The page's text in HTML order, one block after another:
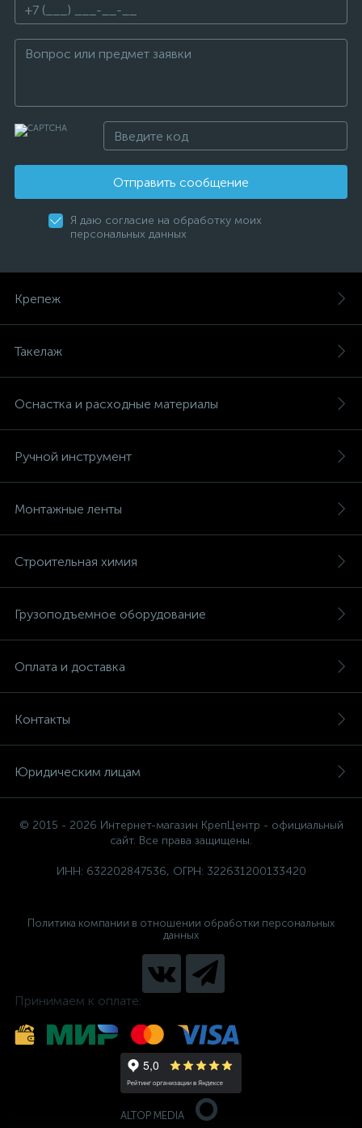
Отправить сообщение
Я даю согласие на обработку моих
персональных данных
Крепеж
Такелаж
Оснастка и расходные материалы
Ручной инструмент
Монтажные ленты
Строительная химия
Грузоподъемное оборудование
Оплата и доставка
Контакты
Юридическим лицам
© 2015 - 2026 Интернет-магазин КрепЦентр - официальный
сайт. Все права защищены.
ИНН: 632202847536, ОГРН: 322631200133420
Политика компании в отношении обработки персональных
данных
Принимаем к оплате:
ALTOP MEDIA